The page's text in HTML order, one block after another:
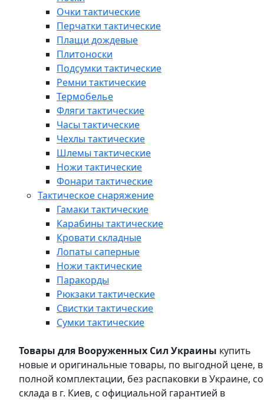
Очки тактические
Перчатки тактические
Плащи дождевые
Плитоноски
Подсумки тактические
Ремни тактические
Термобелье
Фляги тактические
Часы тактические
Чехлы тактические
Шлемы тактические
Ножи тактические
Фонари тактические
Тактическое снаряжение
Гамаки тактические
Карабины тактические
Кровати складные
Лопаты саперные
Ножи тактические
Паракорды
Рюкзаки тактические
Свистки тактические
Сумки тактические
Товары для Вооруженных Сил Украины купить
новые и оригинальные товары, по выгодной цене, в
полной комплектации, без распаковки в Украине, со
склада в г. Киев, с официальной гарантией в